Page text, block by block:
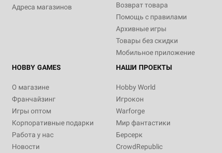
Адреса магазинов
Возврат товара
Помощь с правилами
Архивные игры
Товары без скидки
Мобильное приложение
HOBBY GAMES
О магазине
Франчайзинг
Игры оптом
Корпоративные подарки
Работа у нас
Новости
НАШИ ПРОЕКТЫ
Hobby World
Игрокон
Warforge
Мир фантастики
Берсерк
CrowdRepublic